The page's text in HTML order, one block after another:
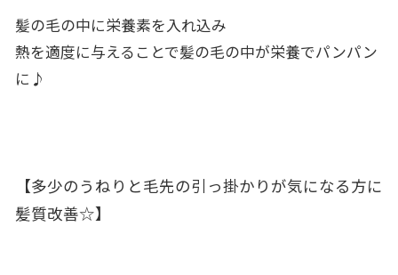
髪の毛の中に栄養素を入れ込み
熱を適度に与えることで髪の毛の中が栄養でパンパン
に♪
【多少のうねりと毛先の引っ掛かりが気になる方に
髪質改善☆】